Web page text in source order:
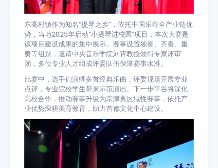
东高村镇作为知名“提琴之乡”，依托中国乐谷全产业链优
势，当地2025年启动“小提琴进校园”项目，本次大赛是
该项目建设成果的集中展示。赛事设置独奏、齐奏、重
奏等组别，邀请中央音乐学院刘霄教授领衔专家评审
团，多位专业人才组成评委队伍保障赛事水准。
比赛中，选手们演绎多首经典乐曲，评委现场开展专业
点评，专业院校学生带来示范演出。下一步平谷将深化
高校合作，推动赛事升级为京津冀区域性赛事，依托产
业优势深耕美育教育，助力首都文化中心建设。